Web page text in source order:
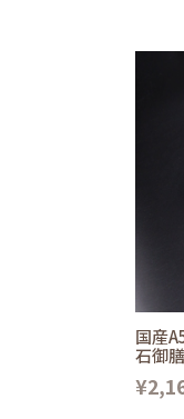
国産
石御膳